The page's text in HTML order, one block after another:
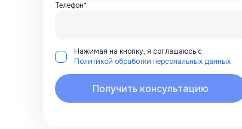
Телефон*
Нажимая на кнопку, я соглашаюсь с
Политикой обработки персональных данных
Получить консультацию